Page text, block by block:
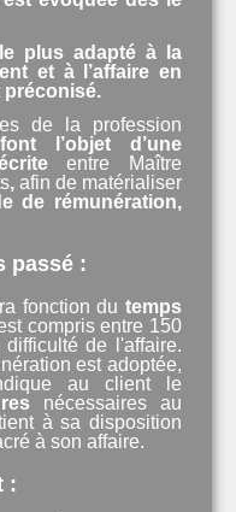
plus adapté à la
et à l’affaire en
préconisé.
de la profession
l’objet d’une
écriteentre Maître
, afin de matérialiser
de rémunération,
passé :
fonction du temps
compris entre 150
de l'affaire.
est adoptée,
au client le
nécessaires au
à sa disposition
à son affaire.
: